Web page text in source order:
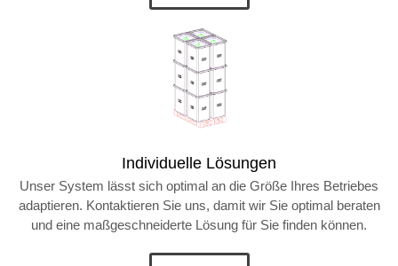
Individuelle Lösungen
Unser System lässt sich optimal an die Größe Ihres Betriebes
adaptieren. Kontaktieren Sie uns, damit wir Sie optimal beraten
und eine maßgeschneiderte Lösung für Sie finden können.